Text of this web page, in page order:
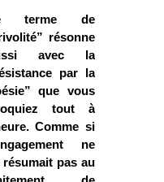
terme de
résonne
avec la
par la
que vous
tout à
Comme si
ne
résumait pas au